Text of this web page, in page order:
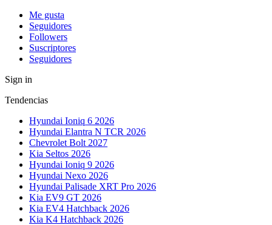
Me gusta
Seguidores
Followers
Suscriptores
Seguidores
Sign in
Tendencias
Hyundai Ioniq 6 2026
Hyundai Elantra N TCR 2026
Chevrolet Bolt 2027
Kia Seltos 2026
Hyundai Ioniq 9 2026
Hyundai Nexo 2026
Hyundai Palisade XRT Pro 2026
Kia EV9 GT 2026
Kia EV4 Hatchback 2026
Kia K4 Hatchback 2026